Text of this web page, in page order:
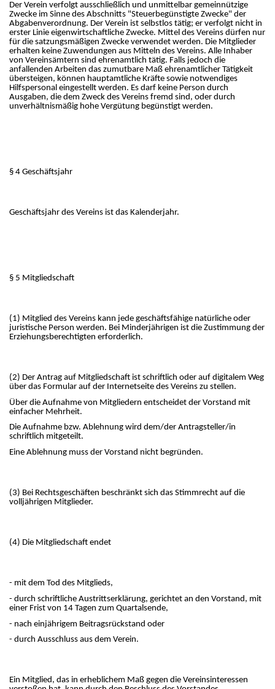
Der Verein verfolgt ausschließlich und unmittelbar gemeinnützige
Zwecke im Sinne des Abschnitts "Steuerbegünstigte Zwecke" der
Abgabenverordnung. Der Verein ist selbstlos tätig; er verfolgt nicht in
erster Linie eigenwirtschaftliche Zwecke. Mittel des Vereins dürfen nur
für die satzungsmäßigen Zwecke verwendet werden. Die Mitglieder
erhalten keine Zuwendungen aus Mitteln des Vereins. Alle Inhaber
von Vereinsämtern sind ehrenamtlich tätig. Falls jedoch die
anfallenden Arbeiten das zumutbare Maß ehrenamtlicher Tätigkeit
übersteigen, können hauptamtliche Kräfte sowie notwendiges
Hilfspersonal eingestellt werden. Es darf keine Person durch
Ausgaben, die dem Zweck des Vereins fremd sind, oder durch
unverhältnismäßig hohe Vergütung begünstigt werden.
§ 4 Geschäftsjahr
Geschäftsjahr des Vereins ist das Kalenderjahr.
§ 5 Mitgliedschaft
(1) Mitglied des Vereins kann jede geschäftsfähige natürliche oder
juristische Person werden. Bei Minderjährigen ist die Zustimmung der
Erziehungsberechtigten erforderlich.
(2) Der Antrag auf Mitgliedschaft ist schriftlich oder auf digitalem Weg
über das Formular auf der Internetseite des Vereins zu stellen.
Über die Aufnahme von Mitgliedern entscheidet der Vorstand mit
einfacher Mehrheit.
Die Aufnahme bzw. Ablehnung wird dem/der Antragsteller/in
schriftlich mitgeteilt.
Eine Ablehnung muss der Vorstand nicht begründen.
(3) Bei Rechtsgeschäften beschränkt sich das Stimmrecht auf die
volljährigen Mitglieder.
(4) Die Mitgliedschaft endet
- mit dem Tod des Mitglieds,
- durch schriftliche Austrittserklärung, gerichtet an den Vorstand, mit
einer Frist von 14 Tagen zum Quartalsende,
- nach einjährigem Beitragsrückstand oder
- durch Ausschluss aus dem Verein.
Ein Mitglied, das in erheblichem Maß gegen die Vereinsinteressen